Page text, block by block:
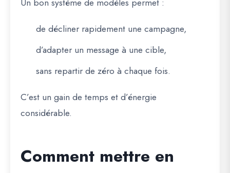
de décliner rapidement une campagne,
d’adapter un message à une cible,
sans repartir de zéro à chaque fois.
C’est un gain de temps et d’énergie
considérable.
Comment mettre en